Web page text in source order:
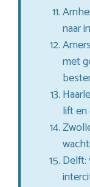
naar
met
lift en